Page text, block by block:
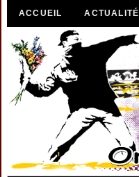
ACCUEIL ACTUALITÉ